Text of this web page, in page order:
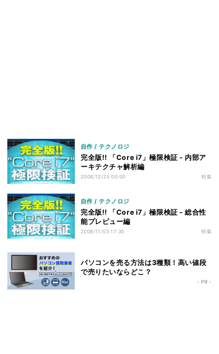
自作 / テクノロジ
完全版!! 「Core i7」極限検証 - 内部ア
ーキテクチャ解析編
2008/12/25 00:00 特集
自作 / テクノロジ
完全版!! 「Core i7」極限検証 - 総合性
能プレビュー編
2008/11/03 17:35 特集
パソコンを売る方法は3種類！高い値段
で売りたいならどこ？
- PR -